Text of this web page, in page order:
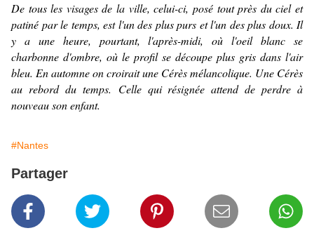
De tous les visages de la ville, celui-ci, posé tout près du ciel et
patiné par le temps, est l'un des plus purs et l'un des plus doux. Il
y a une heure, pourtant, l'après-midi, où l'oeil blanc se
charbonne d'ombre, où le profil se découpe plus gris dans l'air
bleu. En automne on croirait une Cérès mélancolique. Une Cérès
au rebord du temps. Celle qui résignée attend de perdre à
nouveau son enfant.
#Nantes
Partager